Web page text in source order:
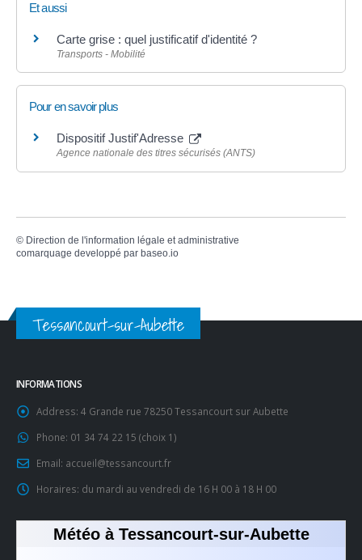
Et aussi
Carte grise : quel justificatif d'identité ?
Transports - Mobilité
Pour en savoir plus
Dispositif Justif'Adresse
Agence nationale des titres sécurisés (ANTS)
© Direction de l'information légale et administrative
comarquage developpé par baseo.io
Tessancourt-sur-Aubette
INFORMATIONS
Address: 4 Grande rue 78250 Tessancourt sur Aubette
Phone: 01 34 74 22 15 (choix 1)
Email: accueil@tessancourt.fr
Horaires: du mardi au vendredi de 16 H 00 à 18 H 00
Météo à Tessancourt-sur-Aubette